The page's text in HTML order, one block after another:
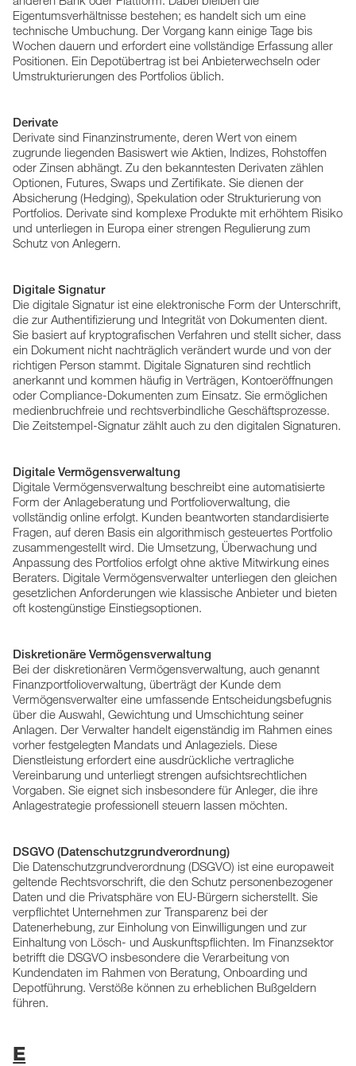
Eigentumsverhältnisse bestehen; es handelt sich um eine
technische Umbuchung. Der Vorgang kann einige Tage bis
Wochen dauern und erfordert eine vollständige Erfassung aller
Positionen. Ein Depotübertrag ist bei Anbieterwechseln oder
Umstrukturierungen des Portfolios üblich.
Derivate
Derivate sind Finanzinstrumente, deren Wert von einem
zugrunde liegenden Basiswert wie Aktien, Indizes, Rohstoffen
oder Zinsen abhängt. Zu den bekanntesten Derivaten zählen
Optionen, Futures, Swaps und Zertifikate. Sie dienen der
Absicherung (Hedging), Spekulation oder Strukturierung von
Portfolios. Derivate sind komplexe Produkte mit erhöhtem Risiko
und unterliegen in Europa einer strengen Regulierung zum
Schutz von Anlegern.
Digitale Signatur
Die digitale Signatur ist eine elektronische Form der Unterschrift,
die zur Authentifizierung und Integrität von Dokumenten dient.
Sie basiert auf kryptografischen Verfahren und stellt sicher, dass
ein Dokument nicht nachträglich verändert wurde und von der
richtigen Person stammt. Digitale Signaturen sind rechtlich
anerkannt und kommen häufig in Verträgen, Kontoeröffnungen
oder Compliance-Dokumenten zum Einsatz. Sie ermöglichen
medienbruchfreie und rechtsverbindliche Geschäftsprozesse.
Die Zeitstempel-Signatur zählt auch zu den digitalen Signaturen.
Digitale Vermögensverwaltung
Digitale Vermögensverwaltung beschreibt eine automatisierte
Form der Anlageberatung und Portfolioverwaltung, die
vollständig online erfolgt. Kunden beantworten standardisierte
Fragen, auf deren Basis ein algorithmisch gesteuertes Portfolio
zusammengestellt wird. Die Umsetzung, Überwachung und
Anpassung des Portfolios erfolgt ohne aktive Mitwirkung eines
Beraters. Digitale Vermögensverwalter unterliegen den gleichen
gesetzlichen Anforderungen wie klassische Anbieter und bieten
oft kostengünstige Einstiegsoptionen.
Diskretionäre Vermögensverwaltung
Bei der diskretionären Vermögensverwaltung, auch genannt
Finanzportfolioverwaltung, überträgt der Kunde dem
Vermögensverwalter eine umfassende Entscheidungsbefugnis
über die Auswahl, Gewichtung und Umschichtung seiner
Anlagen. Der Verwalter handelt eigenständig im Rahmen eines
vorher festgelegten Mandats und Anlageziels. Diese
Dienstleistung erfordert eine ausdrückliche vertragliche
Vereinbarung und unterliegt strengen aufsichtsrechtlichen
Vorgaben. Sie eignet sich insbesondere für Anleger, die ihre
Anlagestrategie professionell steuern lassen möchten.
DSGVO (Datenschutzgrundverordnung)
Die Datenschutzgrundverordnung (DSGVO) ist eine europaweit
geltende Rechtsvorschrift, die den Schutz personenbezogener
Daten und die Privatsphäre von EU-Bürgern sicherstellt. Sie
verpflichtet Unternehmen zur Transparenz bei der
Datenerhebung, zur Einholung von Einwilligungen und zur
Einhaltung von Lösch- und Auskunftspflichten. Im Finanzsektor
betrifft die DSGVO insbesondere die Verarbeitung von
Kundendaten im Rahmen von Beratung, Onboarding und
Depotführung. Verstöße können zu erheblichen Bußgeldern
führen.
E